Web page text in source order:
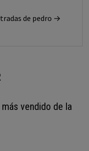
de pedro →
vendido de la